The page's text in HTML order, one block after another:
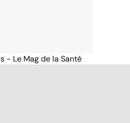
- Le Mag de la Santé